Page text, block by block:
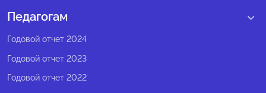
Структура регионального центра
Педагогический состав
Попечительский совет
Экспертный совет
Учебные интенсивные сборы
Педагогам
Программы Веги
Программы Сириус
Методические рекомендации
Годовой отчет 2024
Годовой отчет 2023
Годовой отчет 2022